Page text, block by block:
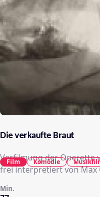
Die verkaufte Braut
Verfilmung der Operette
frei interpretiert von Max
Min.
Film Komödie